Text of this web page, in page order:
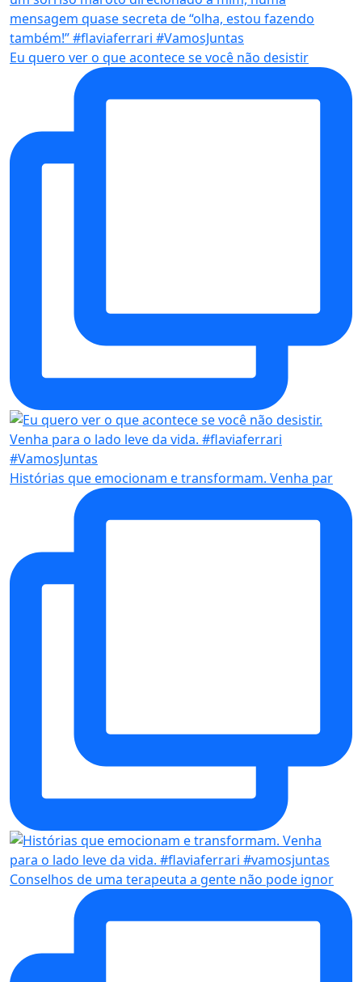
Eu quero ver o que acontece se você não desistir
Histórias que emocionam e transformam. Venha par
Conselhos de uma terapeuta a gente não pode ignor